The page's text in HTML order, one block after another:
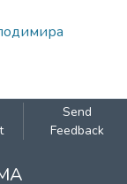
Send
Feedback